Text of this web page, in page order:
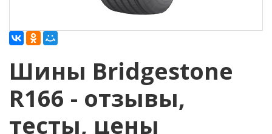
Шины Bridgestone
R166 - отзывы,
тесты, цены